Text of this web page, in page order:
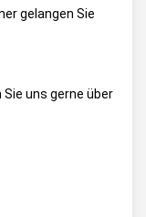
gelangen Sie
uns gerne über